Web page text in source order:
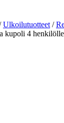
Ulkoilutuotteet /
kupoli 4